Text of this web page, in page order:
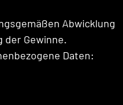
Abwicklung
der Gewinne.
Daten: